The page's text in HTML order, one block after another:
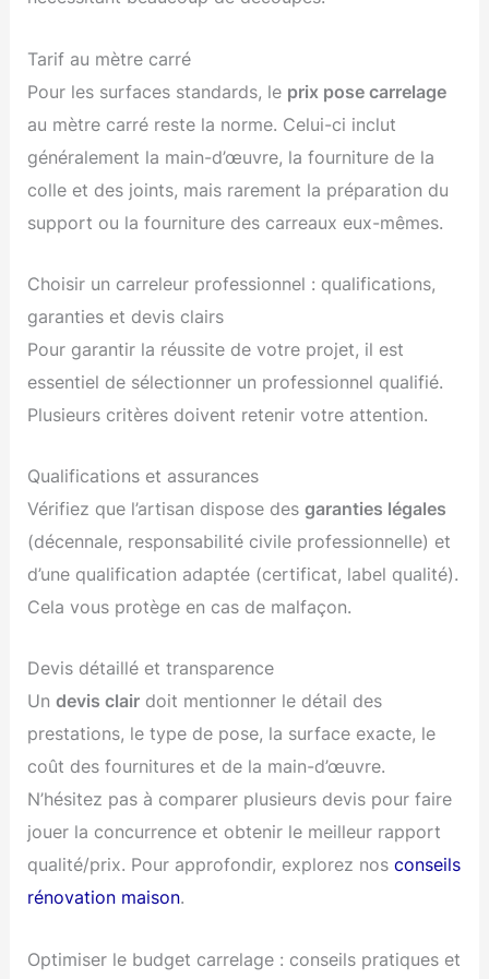
Tarif au mètre carré
Pour les surfaces standards, le prix pose carrelage
au mètre carré reste la norme. Celui-ci inclut
généralement la main-d’œuvre, la fourniture de la
colle et des joints, mais rarement la préparation du
support ou la fourniture des carreaux eux-mêmes.
Choisir un carreleur professionnel : qualifications,
garanties et devis clairs
Pour garantir la réussite de votre projet, il est
essentiel de sélectionner un professionnel qualifié.
Plusieurs critères doivent retenir votre attention.
Qualifications et assurances
Vérifiez que l’artisan dispose desgaranties légales
(décennale, responsabilité civile professionnelle) et
d’une qualification adaptée (certificat, label qualité).
Cela vous protège en cas de malfaçon.
Devis détaillé et transparence
Undevis clair doit mentionner le détail des
prestations, le type de pose, la surface exacte, le
coût des fournitures et de la main-d’œuvre.
N’hésitez pas à comparer plusieurs devis pour faire
jouer la concurrence et obtenir le meilleur rapport
qualité/prix. Pour approfondir, explorez nosconseils
rénovation maison.
Optimiser le budget carrelage : conseils pratiques et